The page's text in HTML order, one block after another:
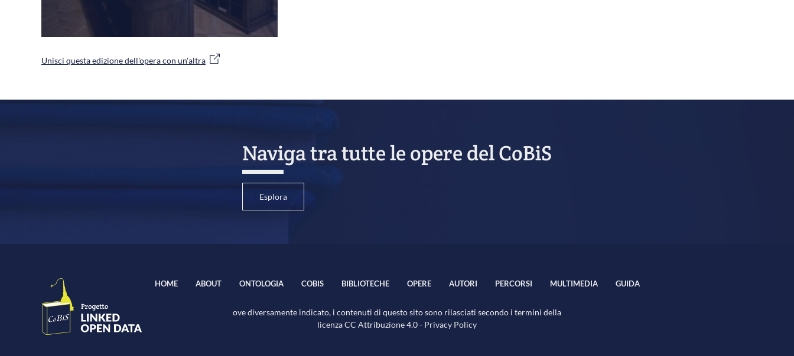
Unisci questa edizione dell'opera con un'altra
Naviga tra tutte le opere del CoBiS
Esplora
HOME ABOUT ONTOLOGIA COBIS BIBLIOTECHE OPERE AUTORI PERCORSI MULTIMEDIA GUIDA
ove diversamente indicato, i contenuti di questo sito sono rilasciati secondo i termini della
licenzaCC Attribuzione 4.0- Privacy Policy